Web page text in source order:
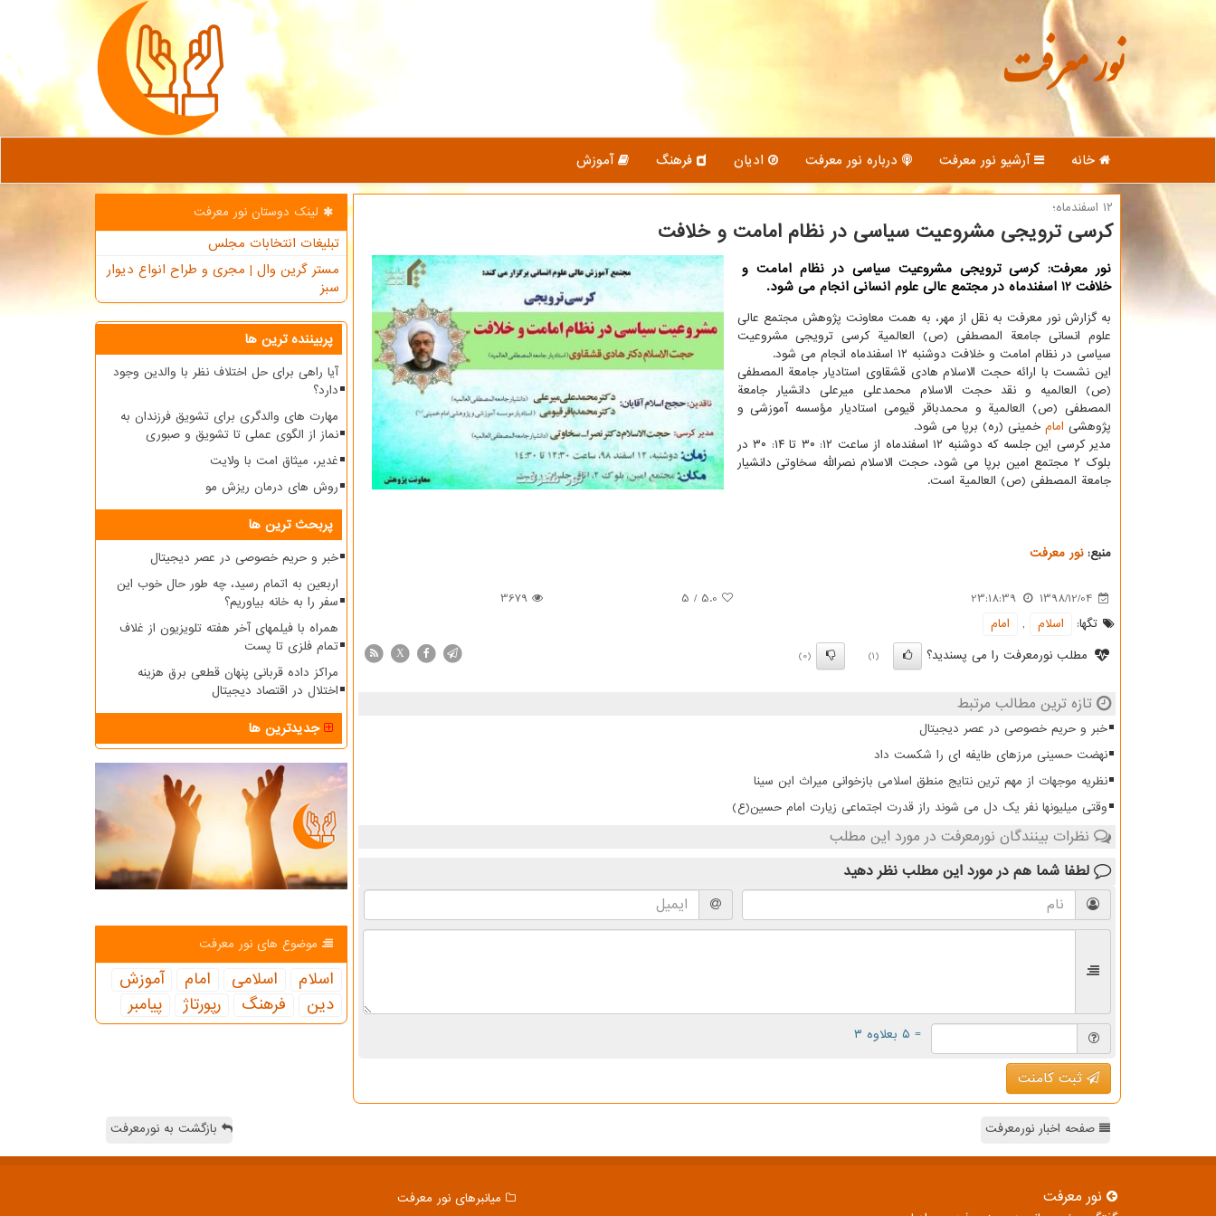
نور معرفت
خانه آرشیو نور معرفت درباره نور معرفت ادیان فرهنگ آموزش
۱۲ اسفندماه؛
كرسی ترویجی مشروعیت سیاسی در نظام امامت و خلافت
نور معرفت: كرسی ترویجی مشروعیت سیاسی در نظام امامت و
خلافت 12 اسفندماه در مجتمع عالی علوم انسانی انجام می شود.
به گزارش نور معرفت به نقل از مهر، به همت معاونت پژوهش مجتمع عالی
علوم انسانی جامعة المصطفی (ص) العالمیة كرسی ترویجی مشروعیت
سیاسی در نظام امامت و خلافت دوشنبه ۱۲ اسفندماه انجام می شود.
این نشست با ارائه حجت الاسلام هادی قشقاوی استادیار جامعة المصطفی
(ص) العالمیه و نقد حجت الاسلام محمدعلی میرعلی دانشیار جامعة
المصطفی (ص) العالمیة و محمدباقر قیومی استادیار مؤسسه آموزشی و
پژوهشی امام خمینی (ره) برپا می شود.
مدیر كرسی این جلسه كه دوشنبه ۱۲ اسفندماه از ساعت ۱۲: ۳۰ تا ۱۴: ۳۰ در
بلوك ۲ مجتمع امین برپا می شود، حجت الاسلام نصرالله سخاوتی دانشیار
جامعة المصطفی (ص) العالمیة است.
منبع:نور معرفت
1398/12/04
23:18:39
5.0
/
5
3679
تگها:
اسلام ,
امام
مطلب نورمعرفت را می پسندید؟
(1)
(0)
X
تازه ترین مطالب مرتبط
خبر و حریم خصوصی در عصر دیجیتال
نهضت حسینی مرزهای طایفه ای را شکست داد
نظریه موجهات از مهم ترین نتایج منطق اسلامی بازخوانی میراث ابن سینا
وقتی میلیونها نفر یک دل می شوند راز قدرت اجتماعی زیارت امام حسین(ع)
نظرات بینندگان نورمعرفت در مورد این مطلب
لطفا شما هم در مورد این مطلب نظر دهید
= ۵ بعلاوه ۳
ثبت کامنت
لینک دوستان نور معرفت
تبلیغات انتخابات مجلس
مستر گرین وال | مجری و طراح انواع دیوار
سبز
پربیننده ترین ها
آیا راهی برای حل اختلاف نظر با والدین وجود
دارد؟
مهارت های والدگری برای تشویق فرزندان به
نماز از الگوی عملی تا تشویق و صبوری
غدیر، میثاق امت با ولایت
روش های درمان ریزش مو
پربحث ترین ها
خبر و حریم خصوصی در عصر دیجیتال
اربعین به اتمام رسید، چه طور حال خوب این
سفر را به خانه بیاوریم؟
همراه با فیلمهای آخر هفته تلویزیون از غلاف
تمام فلزی تا پست
مراکز داده قربانی پنهان قطعی برق هزینه
اختلال در اقتصاد دیجیتال
جدیدترین ها
موضوع های نور معرفت
اسلام اسلامی امام
آموزش
دین
فرهنگ رپورتاژ پیامبر
صفحه اخبار نورمعرفت بازگشت به نورمعرفت
نور معرفت میانبرهای نور معرفت